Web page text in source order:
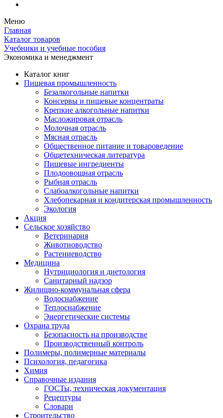
Меню
Главная
Каталог товаров
Учебники и учебные пособия
Экономика и менеджмент
Каталог книг
Пищевая промышленность
Безалкогольные напитки
Консервы и пищевые концентраты
Крепкие алкогольные напитки
Масложировая отрасль
Молочная отрасль
Мясная отрасль
Общественное питание и товароведение
Общетехническая литература
Пищевые ингредиенты
Плодоовощная отрасль
Рыбная отрасль
Слабоалкогольные напитки
Хлебопекарная и кондитерская промышленность
Экология
Акция
Сельское хозяйство
Ветеринария
Животноводство
Растениеводство
Медицина
Нутрициология и диетология
Санитарный надзор
Жилищно-коммунальная сфера
Водоснабжение
Теплоснабжение
Энергетические системы
Охрана труда
Безопасность на производстве
Производственный контроль
Полимеры, полимерные материалы
Психология, педагогика
Химия
Справочные издания
ГОСТы, техническая документация
Рецептуры
Словари
Строительство